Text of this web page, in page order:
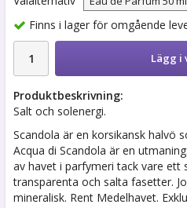
Finns i lager för omgående
Lägg i
Produktbeskrivning:
Salt och solenergi.
Scandola är en korsikansk halvö
Acqua di Scandola är en
av havet i parfymeri tack vare ett
transparenta och salta fasetter.
mineralisk. Rent Medelhavet.